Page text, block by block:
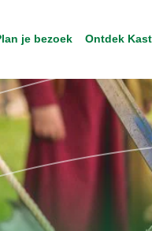
je bezoek Ontdek